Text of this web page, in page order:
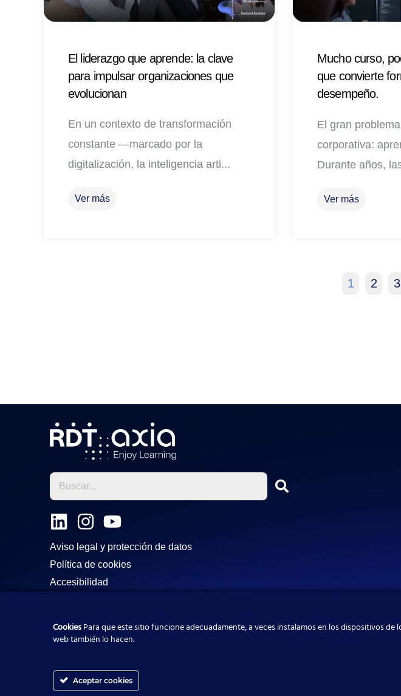
El liderazgo que aprende: la clave
para impulsar organizaciones que
evolucionan
En un contexto de transformación
constante —marcado por la
digitalización, la inteligencia arti...
Ver más
Mucho curso,
que convierte
desempeño.
El gran
corporativa:
Durante años,
Ver más
1 2 3
L
i
n
k
e
i
n
I
s
t
a
r
a
m
Y
u
u
e
Aviso legal y protección de datos
Política de cookies
Accesibilidad
CookiesPara que este sitio funcione adecuadamente, a veces instalamos en los dispositivos
web también lo hacen.
Aceptar cookies